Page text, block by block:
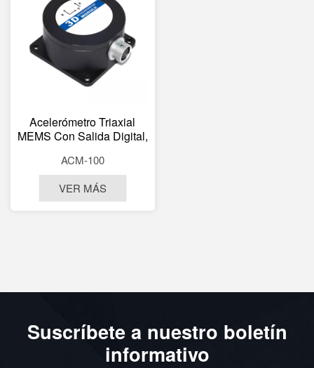
Acelerómetro Triaxial
MEMS Con Salida Digital,
Resolución De 0,001 G.
ACM-100
VER MÁS
Suscríbete a nuestro boletín
informativo